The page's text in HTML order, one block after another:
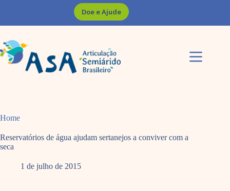
Doe e Ajude
Home
Reservatórios de água ajudam sertanejos a conviver com a
seca
1 de julho de 2015